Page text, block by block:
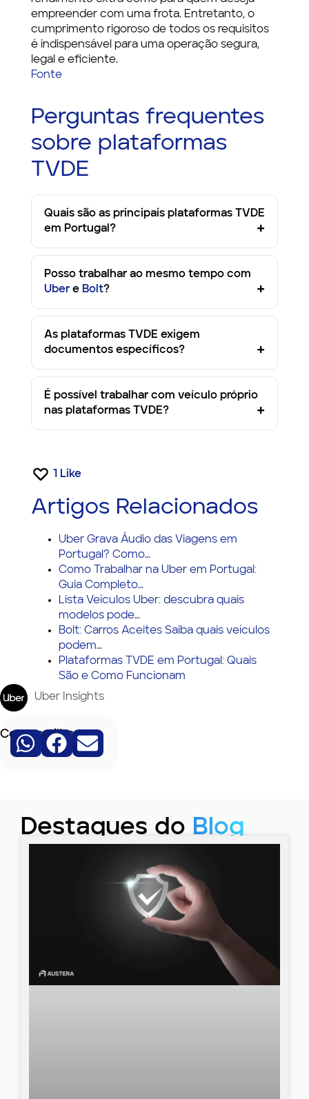
empreender com uma frota. Entretanto, o
cumprimento rigoroso de todos os requisitos
é indispensável para uma operação segura,
legal e eficiente.
Fonte
Perguntas frequentes
sobre plataformas
TVDE
Quais são as principais plataformas TVDE
em Portugal?
Posso trabalhar ao mesmo tempo com
Ubere Bolt?
As plataformas TVDE exigem
documentos específicos?
É possível trabalhar com veículo próprio
nas plataformas TVDE?
1 Like
Artigos Relacionados
Uber Grava Áudio das Viagens em
Portugal? Como…
Como Trabalhar na Uber em Portugal:
Guia Completo…
Lista Veículos Uber: descubra quais
modelos pode…
Bolt: Carros Aceites Saiba quais veículos
podem…
Plataformas TVDE em Portugal: Quais
São e Como Funcionam
Uber Insights
Compartilhe:
Destaques do Blog